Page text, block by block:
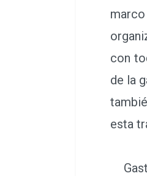
con
de la
esta